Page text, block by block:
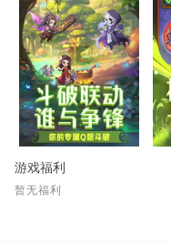
游戏福利
暂无福利